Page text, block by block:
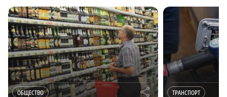
ОБЩЕСТВО r ТРАНСПОРТ